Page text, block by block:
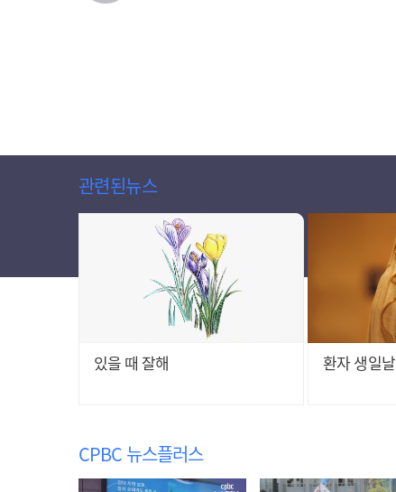
관련된뉴스
있을 때 잘해 환자 생일날
CPBC 뉴스플러스